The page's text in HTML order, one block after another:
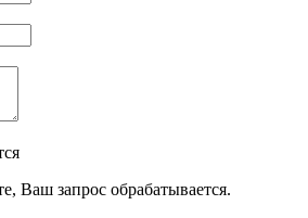
Ваш запрос обрабатывается.